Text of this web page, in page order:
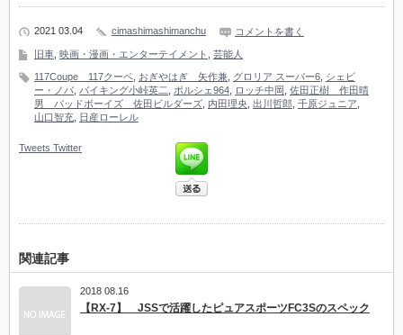
2021 03.04 cimashimashimanchu コメントを書く
旧車 映画・漫画・エンターテイメント 芸能人
117Coupe 117クーペ おぎやはぎ 矢作兼 グロリア スーパー6 シェビ
ー・ノバ バイキング小峠英二 ポルシェ964 ロッチ中岡 佐田正樹 作田晴
男 バッドボーイズ 佐田ビルダーズ 内田理央 出川哲郎 千原ジュニア
山口智充 日産ローレル
Tweets Twitter
関連記事
2018 08.16
【RX-7】 JSSで活躍したピュアスポーツFC3Sのスペック